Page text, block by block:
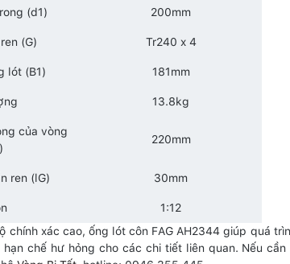
(d1) 200mm
(G) Tr240 x 4
lót (B1) 181mm
13.8kg
của vòng
220mm
ren (lG) 30mm
1:12
chính xác cao, ống lót côn FAG AH2344 giúp quá
chế hư hỏng cho các chi tiết liên quan. Nếu